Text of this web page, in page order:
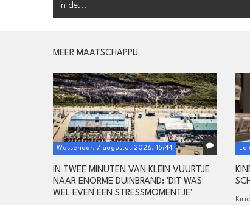
in de...
MEER MAATSCHAPPIJ
Wassenaar, 7 augustus 2026, 15:44
IN TWEE MINUTEN VAN KLEIN VUURTJE
NAAR ENORME DUINBRAND: 'DIT WAS
WEL EVEN EEN STRESSMOMENTJE'